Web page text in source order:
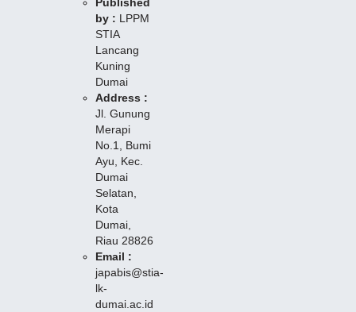
by : LPPM
STIA
Lancang
Kuning
Dumai
Address :
Jl. Gunung
Merapi
No.1, Bumi
Ayu, Kec.
Dumai
Selatan,
Kota
Dumai,
Riau 28826
Email :
japabis@stia-
lk-
dumai.ac.id